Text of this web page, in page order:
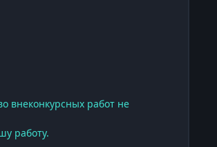
внеконкурсных работ не
работу.